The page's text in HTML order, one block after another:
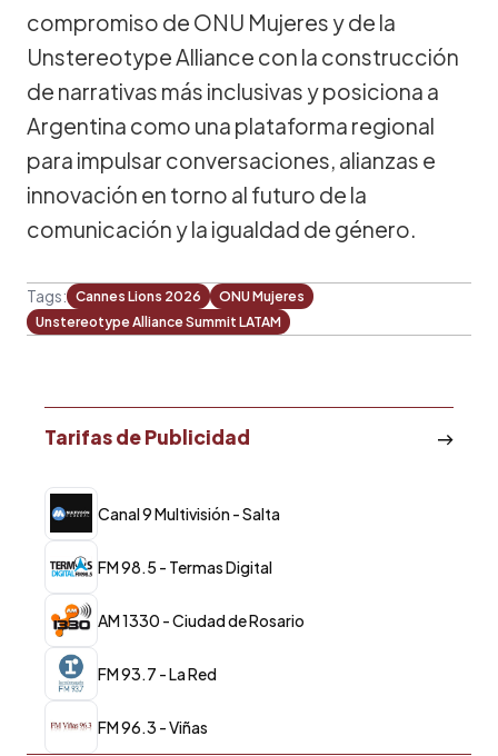
compromiso de ONU Mujeres y de la
Unstereotype Alliance con la construcción
de narrativas más inclusivas y posiciona a
Argentina como una plataforma regional
para impulsar conversaciones, alianzas e
innovación en torno al futuro de la
comunicación y la igualdad de género.
Tags: Cannes Lions 2026
ONU Mujeres
Unstereotype Alliance Summit LATAM
Tarifas de Publicidad
Canal 9 Multivisión - Salta
FM 98.5 - Termas Digital
AM 1330 - Ciudad de Rosario
FM 93.7 - La Red
FM 96.3 - Viñas